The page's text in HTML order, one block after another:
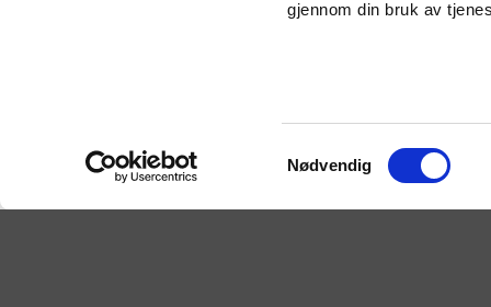
gjennom din bruk av
Samtykkevalg
Nødvendig
MARIE HOVDEN Forus